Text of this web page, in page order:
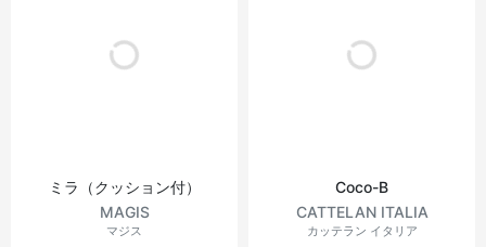
ミラ（クッション付）
MAGIS
マジス
Coco-B
CATTELAN ITALIA
カッテラン イタリア